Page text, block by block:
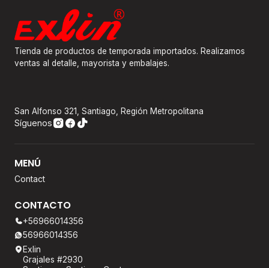
Tienda de productos de temporada importados. Realizamos
ventas al detalle, mayorista y embalajes.
San Alfonso 321, Santiago, Región Metropolitana
Síguenos
MENÚ
Contact
CONTACTO
+56966014356
56966014356
Exlin
Grajales #2930